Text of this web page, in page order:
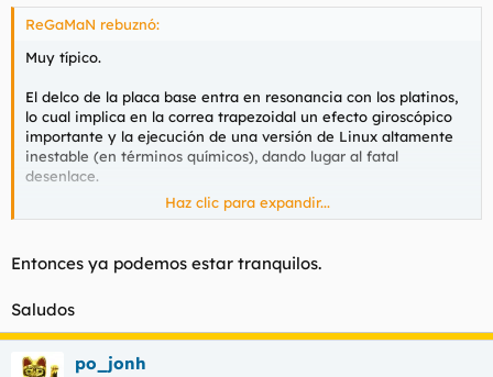
ReGaMaN rebuznó:
Muy típico.
El delco de la placa base entra en resonancia con los platinos,
lo cual implica en la correa trapezoidal un efecto giroscópico
importante y la ejecución de una versión de Linux altamente
inestable (en términos químicos), dando lugar al fatal
desenlace.
Sólo fallan las versiones Linux-Bottox 8.61 Tango.
De nada.
Haz clic para expandir...
Entonces ya podemos estar tranquilos.
Saludos
po_jonh